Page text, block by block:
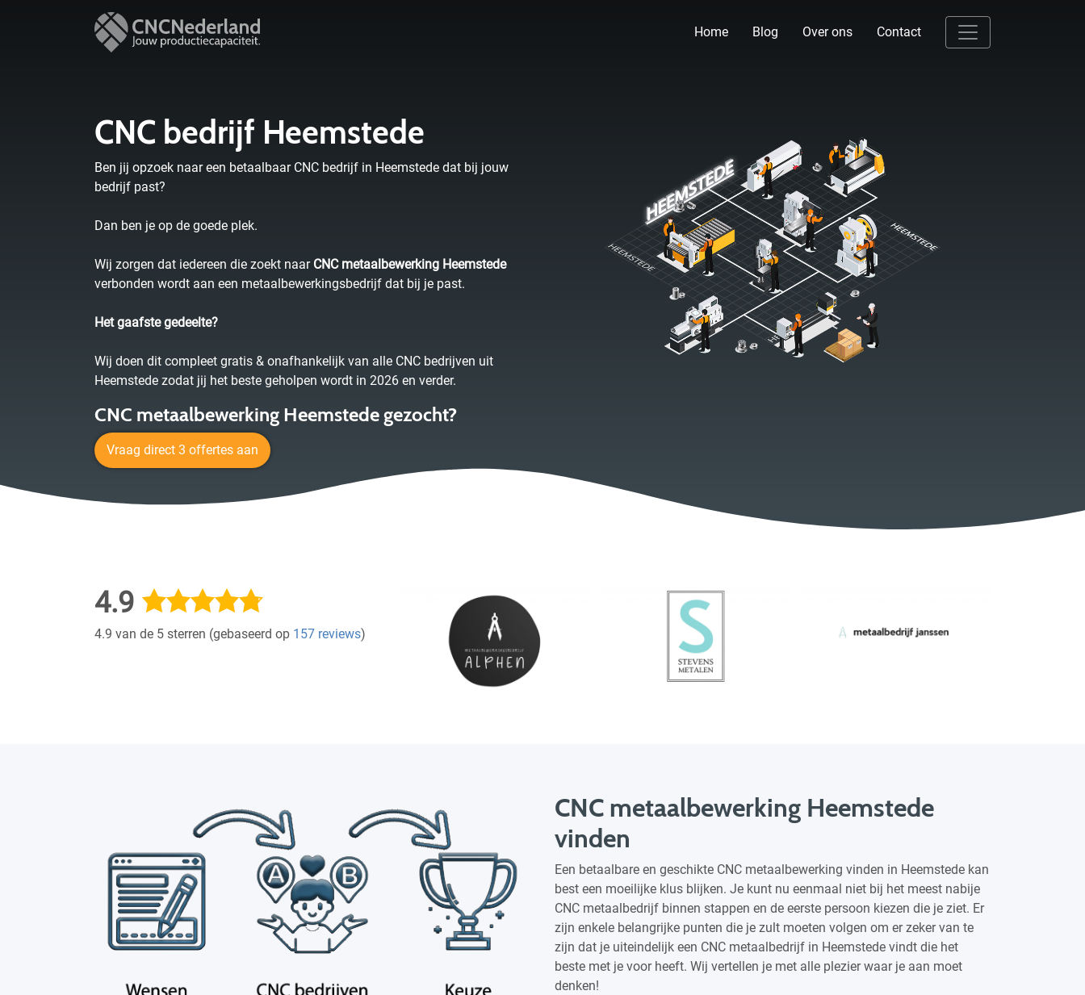
Home Blog Over ons Contact
CNC bedrijf Heemstede
Ben jij opzoek naar een betaalbaar CNC bedrijf in Heemstede dat bij jouw
bedrijf past?
Dan ben je op de goede plek.
Wij zorgen dat iedereen die zoekt naar CNC metaalbewerking Heemstede
verbonden wordt aan een metaalbewerkingsbedrijf dat bij je past.
Het gaafste gedeelte?
Wij doen dit compleet gratis & onafhankelijk van alle CNC bedrijven uit
Heemstede zodat jij het beste geholpen wordt in 2026 en verder.
CNC metaalbewerking Heemstede gezocht?
Vraag direct 3 offertes aan
4.9
4.9 van de 5 sterren (gebaseerd op 157 reviews)
CNC metaalbewerking Heemstede
vinden
Een betaalbare en geschikte CNC metaalbewerking vinden in Heemstede kan
best een moeilijke klus blijken. Je kunt nu eenmaal niet bij het meest nabije
CNC metaalbedrijf binnen stappen en de eerste persoon kiezen die je ziet. Er
zijn enkele belangrijke punten die je zult moeten volgen om er zeker van te
zijn dat je uiteindelijk een CNC metaalbedrijf in Heemstede vindt die het
beste met je voor heeft. Wij vertellen je met alle plezier waar je aan moet
denken!